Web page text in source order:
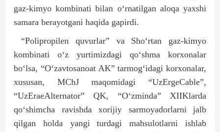
gaz-kimyo kombinati bilan o‘rnatilgan aloqa yaxshi
samara berayotgani haqida gapirdi.
“Polipropilen quvurlar” va Sho‘rtan gaz-kimyo
kombinati o‘z yurtimizdagi qo‘shma korxonalar
bo‘lsa, “O‘zavtosanoat AK” tarmog‘idagi korxonalar,
xususan, MChJ maqomidagi “UzErgeCable”,
“UzEraeAlternator” QK, “O‘zminda” XIIKlarda
qo‘shimcha ravishda xorijiy sarmoyadorlarni jalb
qilgan holda yangi turdagi mahsulotlarni ishlab